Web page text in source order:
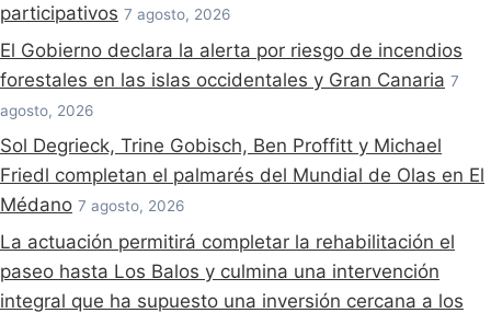
participativos 7 agosto, 2026
El Gobierno declara la alerta por riesgo de incendios
forestales en las islas occidentales y Gran Canaria 7
agosto, 2026
Sol Degrieck, Trine Gobisch, Ben Proffitt y Michael
Friedl completan el palmarés del Mundial de Olas en El
Médano 7 agosto, 2026
La actuación permitirá completar la rehabilitación el
paseo hasta Los Balos y culmina una intervención
integral que ha supuesto una inversión cercana a los